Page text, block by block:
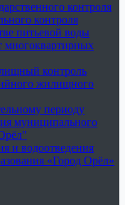
контроля
контроля
питьевой воды
многоквартирных
контроль
жилищного
периоду
муниципального
и водоотведения
«Город Орёл»